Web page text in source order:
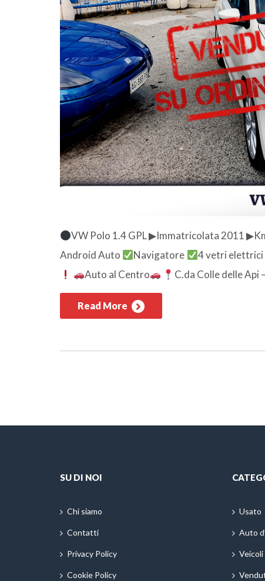
VW Polo 1.4 GPL ▶Immatricolata 2011
Android Auto
Navigatore 4 vetri elettrici
Auto al Centro
C.da Colle delle Api
Read More
SU DI NOI
Chi siamo
Contatti
Privacy Policy
Cookie Policy
Usato
Auto
Veicoli